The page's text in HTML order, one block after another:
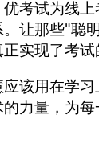
考试为线
让那些"聪
实现了考试
该用在学
力量，为